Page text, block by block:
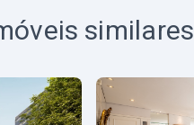
similares